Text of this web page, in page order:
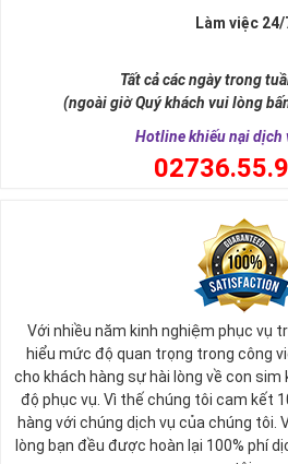
Xa xưa số 9 còn là tiêu chí xây dựng
hồng mao. Bởi đây là con số đẹp nhất,
các số còn lại nó đại diện cho quyền
Làm việc 24/
Tất cả các ngày trong
(ngoài giờ Quý khách vui lòng
Hotline khiếu nại dịch
0
Với nhiều năm kinh nghiệm phục vụ
hiểu mức độ quan trọng trong công
cho khách hàng sự hài lòng về con
độ phục vụ. Vì thế chúng tôi cam kết
hàng với chúng dịch vụ của chúng tôi.
lòng bạn đều được hoàn lại 100% phí